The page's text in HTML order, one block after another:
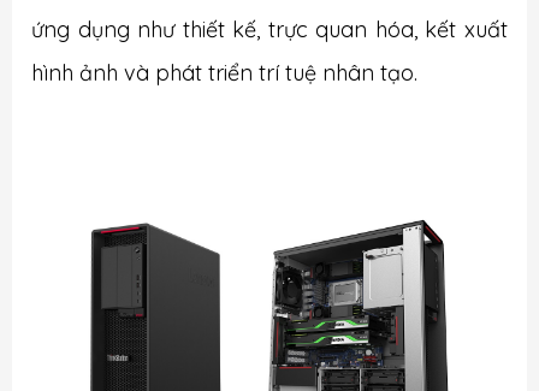
ứng dụng như thiết kế, trực quan hóa, kết xuất
hình ảnh và phát triển trí tuệ nhân tạo.